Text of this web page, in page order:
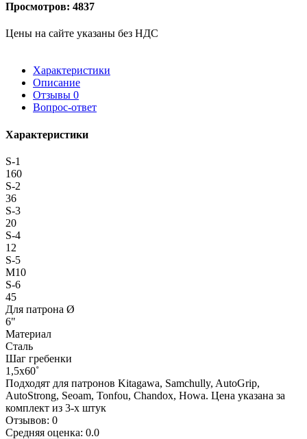
Просмотров: 4837
Цены на сайте указаны без НДС
Характеристики
Описание
Отзывы 0
Вопрос-ответ
Характеристики
S-1
160
S-2
36
S-3
20
S-4
12
S-5
M10
S-6
45
Для патрона Ø
6"
Материал
Сталь
Шаг гребенки
1,5х60˚
Подходят для патронов Kitagawa, Samchully, AutoGrip,
AutoStrong, Seoam, Tonfou, Chandox, Howa. Цена указана за
комплект из 3-х штук
Отзывов: 0
Средняя оценка: 0.0